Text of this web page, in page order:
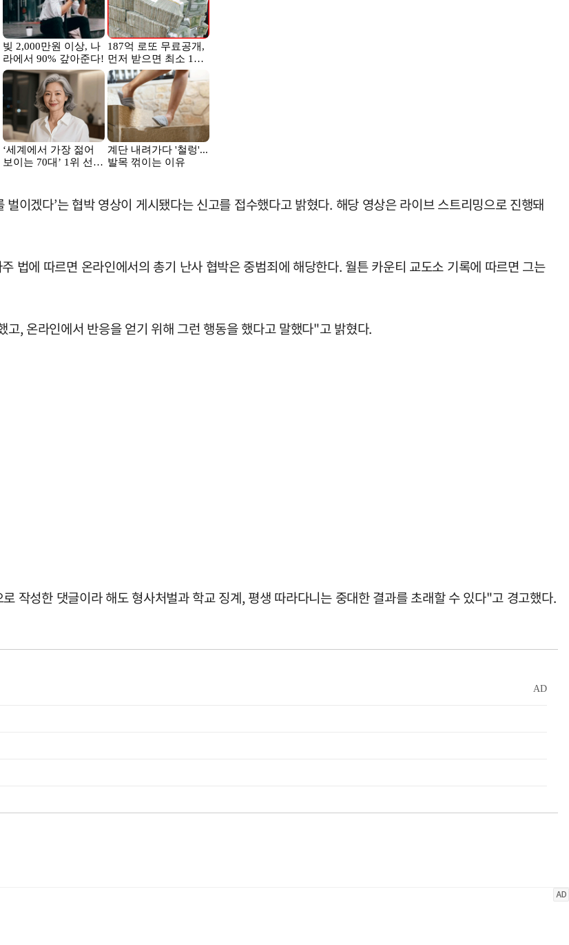
이겠다’는 협박 영상이 게시됐다는 신고를 접수했다고 밝혔다. 해당 영상은 라이브 스트리밍으로 진행돼
법에 따르면 온라인에서의 총기 난사 협박은 중범죄에 해당한다. 월튼 카운티 교도소 기록에 따르면 그는
, 온라인에서 반응을 얻기 위해 그런 행동을 했다고 말했다"고 밝혔다.
작성한 댓글이라 해도 형사처벌과 학교 징계, 평생 따라다니는 중대한 결과를 초래할 수 있다"고 경고했다.